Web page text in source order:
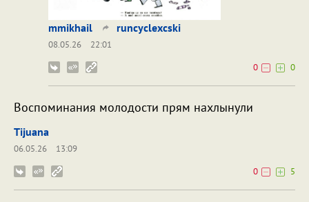
mmikhail runcyclexcski
08.05.26
22:01
0
0
Воспоминания молодости прям нахлынули
Tijuana
06.05.26
13:09
0
5